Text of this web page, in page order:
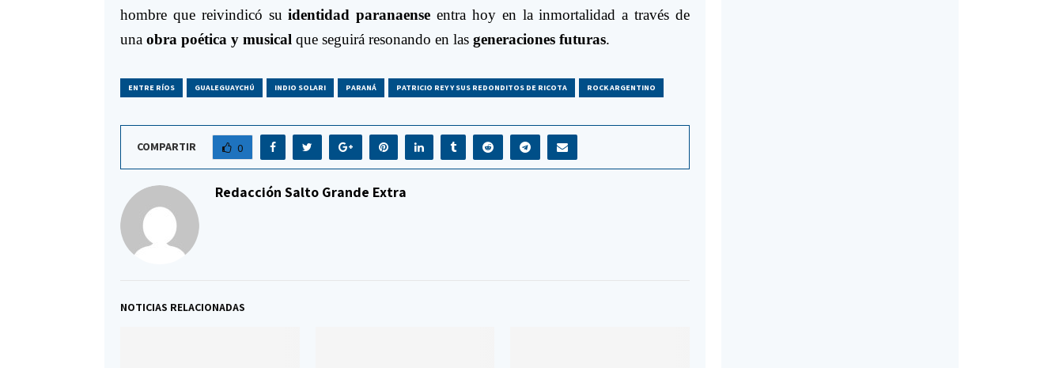
hombre que reivindicó suidentidad paranaense entra hoy en la inmortalidad a través de
una obra poética y musical que seguirá resonando en las generaciones futuras.
ENTRE RÍOS GUALEGUAYCHÚ INDIO SOLARI PARANÁ PATRICIO REY Y SUS REDONDITOS DE RICOTA ROCK ARGENTINO
COMPARTIR 0
Redacción Salto Grande Extra
NOTICIAS RELACIONADAS